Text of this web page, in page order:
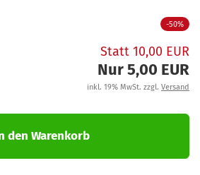
-50%
Statt 10,00 EUR
Nur 5,00 EUR
inkl. 19% MwSt. zzgl. Versand
den Warenkorb